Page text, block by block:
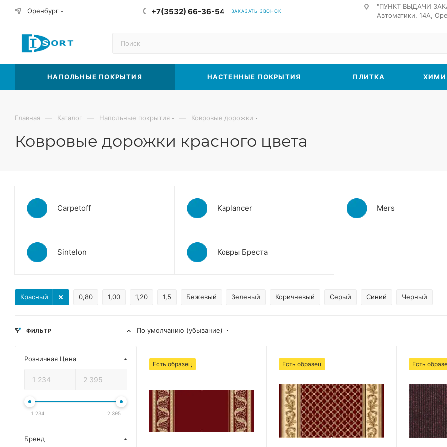
Оренбург +7(3532) 66-36-54 ЗАКАЗАТЬ ЗВОНОК
"ПУНКТ ВЫДАЧИ
Автоматики, 14А,
НАПОЛЬНЫЕ ПОКРЫТИЯ НАСТЕННЫЕ ПОКРЫТИЯ ПЛИТКА
Главная — Каталог — Напольные покрытия — Ковровые дорожки
Ковровые дорожки красного цвета
Carpetoff Kaplancer Mers
Sintelon Ковры Бреста
0,80 1,00 1,20 1,5 Бежевый Зеленый Коричневый
Красный Серый Синий Черный
По умолчанию (убывание)
Есть образец Есть образец Есть
ФИЛЬТР
Розничная Цена
1 234 2 395
Бренд